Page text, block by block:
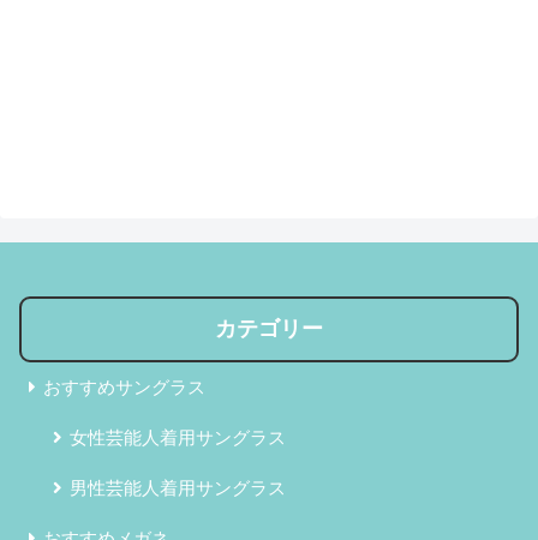
カテゴリー
おすすめサングラス
女性芸能人着用サングラス
男性芸能人着用サングラス